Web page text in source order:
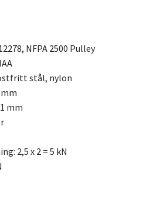
NFPA 2500 Pulley
stål, nylon
mm
2,5 x 2 = 5 kN